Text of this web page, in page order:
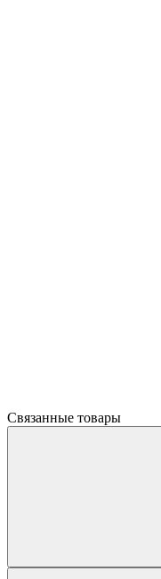
Связанные товары